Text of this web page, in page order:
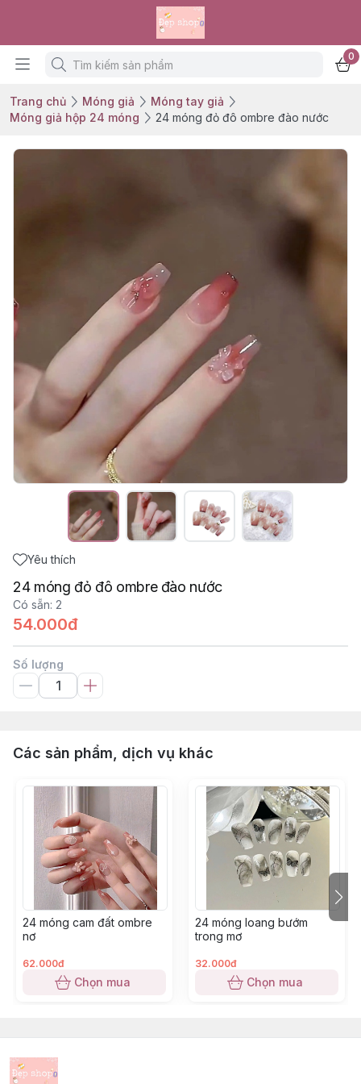
0
Trang chủ Móng giả
Móng tay giả
Móng giả hộp 24 móng
24 móng đỏ đô ombre đào nước
Yêu thích
24 móng đỏ đô ombre đào nước
Có sẵn: 2
54.000đ
Số lượng
Các sản phẩm, dịch vụ khác
24 móng cam đất ombre
nơ
62.000đ
Chọn mua
24 móng loang bướm
trong mơ
32.000đ
Chọn mua